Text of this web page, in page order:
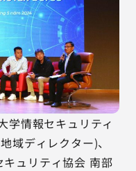
学情報セキュリティ
域ディレクター)、
ュリティ協会 南部